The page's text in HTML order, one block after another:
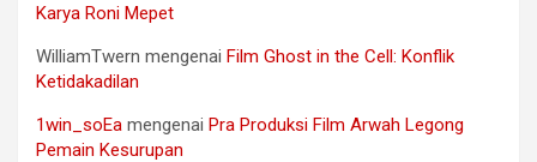
Karya Roni Mepet
WilliamTwern mengenai Film Ghost in the Cell: Konflik
Ketidakadilan
1win_soEa mengenai Pra Produksi Film Arwah Legong
Pemain Kesurupan